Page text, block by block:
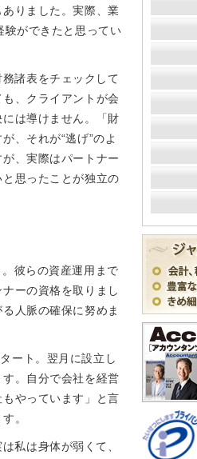
りました。実際、業
験ができたと思ってい
諸表をチェックして
、クライアントが会
は導けません。「財
、それが“逃げ”のよ
、実際はパートナー
思ったことが独立の
彼らの資産運用まで
ーの資格を取りまし
人脈の確保に努めま
ート。翌月に設立し
。自分で会社を経営
やっています」と言
。
私は身体が弱くて、